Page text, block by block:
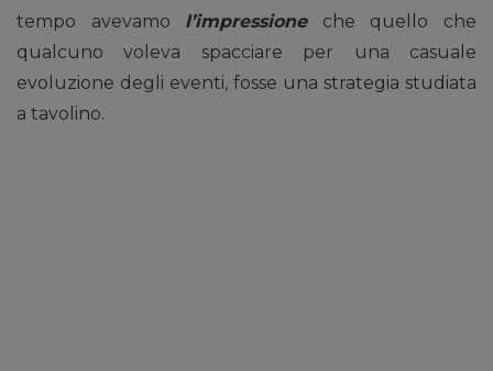
tempo avevamo l’impressioneche quello che
qualcuno voleva spacciare per una casuale
evoluzione degli eventi, fosse una strategia studiata
a tavolino.